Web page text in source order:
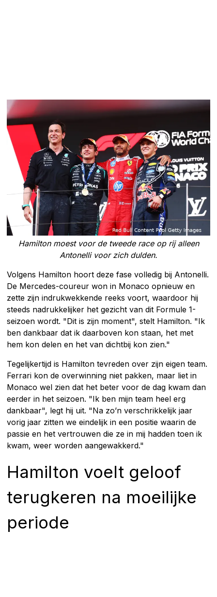
Hamilton moest voor de tweede race op rij alleen
Antonelli voor zich dulden.
Volgens Hamilton hoort deze fase volledig bij Antonelli.
De Mercedes-coureur won in Monaco opnieuw en
zette zijn indrukwekkende reeks voort, waardoor hij
steeds nadrukkelijker het gezicht van dit Formule 1-
seizoen wordt. "Dit is zijn moment", stelt Hamilton. "Ik
ben dankbaar dat ik daarboven kon staan, het met
hem kon delen en het van dichtbij kon zien."
Tegelijkertijd is Hamilton tevreden over zijn eigen team.
Ferrari kon de overwinning niet pakken, maar liet in
Monaco wel zien dat het beter voor de dag kwam dan
eerder in het seizoen. "Ik ben mijn team heel erg
dankbaar", legt hij uit. "Na zo’n verschrikkelijk jaar
vorig jaar zitten we eindelijk in een positie waarin de
passie en het vertrouwen die ze in mij hadden toen ik
kwam, weer worden aangewakkerd."
Hamilton voelt geloof
terugkeren na moeilijke
periode